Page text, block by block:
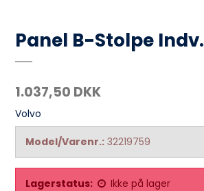
Panel B-Stolpe Indv.
1.037,50 DKK
Volvo
Model/Varenr.: 32219759
Lagerstatus: Ikke på lager